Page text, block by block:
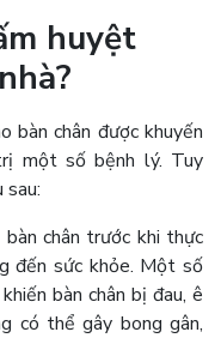
huyệt
bàn chân được khuyến
một số bệnh lý. Tuy
sau:
chân trước khi thực
đến sức khỏe. Một số
bàn chân bị đau, ê
có thể gây bong gân,